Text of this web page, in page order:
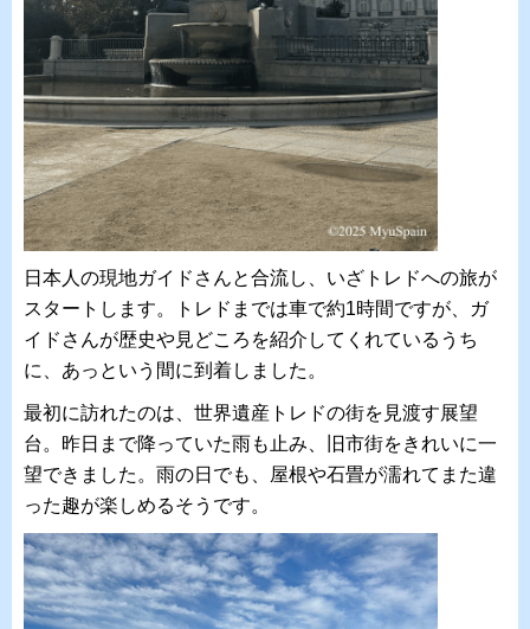
日本人の現地ガイドさんと合流し、いざトレドへの旅が
スタートします。トレドまでは車で約1時間ですが、ガ
イドさんが歴史や見どころを紹介してくれているうち
に、あっという間に到着しました。
最初に訪れたのは、世界遺産トレドの街を見渡す展望
台。昨日まで降っていた雨も止み、旧市街をきれいに一
望できました。雨の日でも、屋根や石畳が濡れてまた違
った趣が楽しめるそうです。